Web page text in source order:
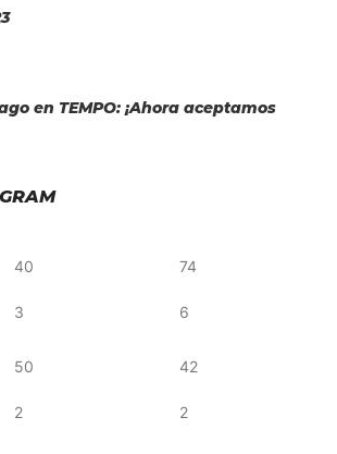
en TEMPO: ¡Ahora aceptamos
40
3
74
6
50
2
42
2